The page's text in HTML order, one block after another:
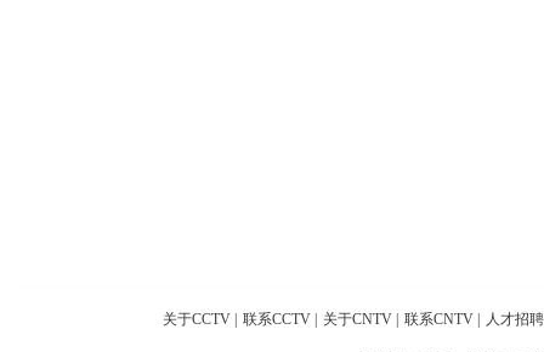
关于CCTV 联系CCTV 关于CNTV 联系CNTV 人才招聘